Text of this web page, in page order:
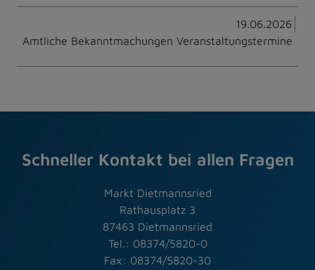
19.06.2026
Amtliche Bekanntmachungen Veranstaltungstermine
Schneller Kontakt bei allen Fragen
Markt Dietmannsried
Rathausplatz 3
87463 Dietmannsried
Tel.: 08374/5820-0
Fax: 08374/5820-30